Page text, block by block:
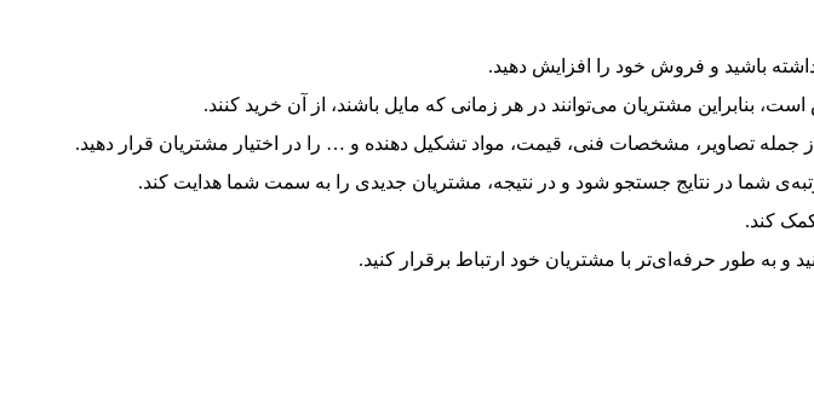
باشید و فروش خود را افزایش دهید.
جمله تصاویر، مشخصات فنی، قیمت، مواد تشکیل دهنده و … را در اختیار مشتریان قرار دهید.
شما در نتایج جستجو شود و در نتیجه، مشتریان جدیدی را به سمت شما هدایت کند.
کند.
به طور حرفه‌ای‌تر با مشتریان خود ارتباط برقرار کنید.